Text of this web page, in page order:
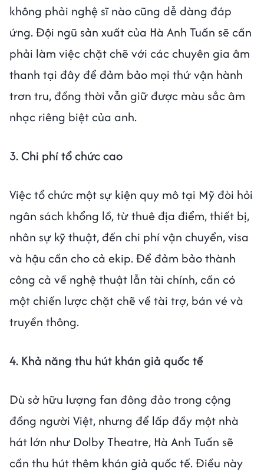
không phải nghệ sĩ nào cũng dễ dàng đáp
ứng. Đội ngũ sản xuất của Hà Anh Tuấn sẽ cần
phải làm việc chặt chẽ với các chuyên gia âm
thanh tại đây để đảm bảo mọi thứ vận hành
trơn tru, đồng thời vẫn giữ được màu sắc âm
nhạc riêng biệt của anh.
3. Chi phí tổ chức cao
Việc tổ chức một sự kiện quy mô tại Mỹ đòi hỏi
ngân sách khổng lồ, từ thuê địa điểm, thiết bị,
nhân sự kỹ thuật, đến chi phí vận chuyển, visa
và hậu cần cho cả ekip. Để đảm bảo thành
công cả về nghệ thuật lẫn tài chính, cần có
một chiến lược chặt chẽ về tài trợ, bán vé và
truyền thông.
4. Khả năng thu hút khán giả quốc tế
Dù sở hữu lượng fan đông đảo trong cộng
đồng người Việt, nhưng để lấp đầy một nhà
hát lớn như Dolby Theatre, Hà Anh Tuấn sẽ
cần thu hút thêm khán giả quốc tế. Điều này